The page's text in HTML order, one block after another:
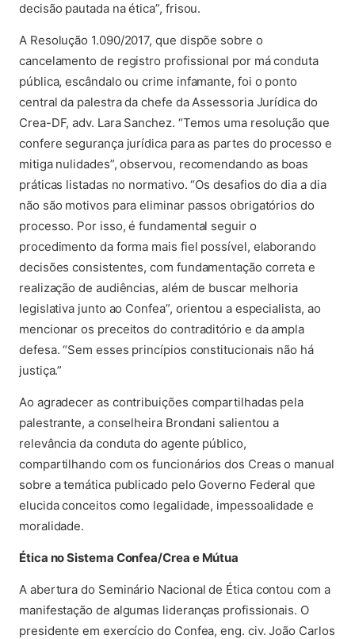
decisão pautada na ética”, frisou.
A Resolução 1.090/2017, que dispõe sobre o
cancelamento de registro profissional por má conduta
pública, escândalo ou crime infamante, foi o ponto
central da palestra da chefe da Assessoria Jurídica do
Crea-DF, adv. Lara Sanchez. “Temos uma resolução que
confere segurança jurídica para as partes do processo e
mitiga nulidades”, observou, recomendando as boas
práticas listadas no normativo. “Os desafios do dia a dia
não são motivos para eliminar passos obrigatórios do
processo. Por isso, é fundamental seguir o
procedimento da forma mais fiel possível, elaborando
decisões consistentes, com fundamentação correta e
realização de audiências, além de buscar melhoria
legislativa junto ao Confea”, orientou a especialista, ao
mencionar os preceitos do contraditório e da ampla
defesa. “Sem esses princípios constitucionais não há
justiça.”
Ao agradecer as contribuições compartilhadas pela
palestrante, a conselheira Brondani salientou a
relevância da conduta do agente público,
compartilhando com os funcionários dos Creas o manual
sobre a temática publicado pelo Governo Federal que
elucida conceitos como legalidade, impessoalidade e
moralidade.
Ética no Sistema Confea/Crea e Mútua
A abertura do Seminário Nacional de Ética contou com a
manifestação de algumas lideranças profissionais. O
presidente em exercício do Confea, eng. civ. João Carlos